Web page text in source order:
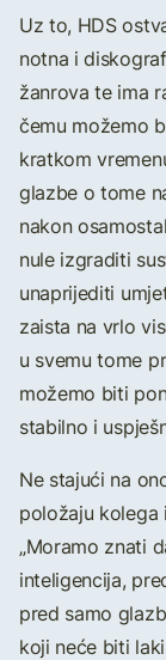
Uz to, HDS
notna i
žanrova te ima
čemu možemo
kratkom
glazbe o tome
nakon
nule izgraditi
unaprijediti
zaista na vrlo
u svemu tome
možemo biti
stabilno i
Ne stajući na
položaju kolega
„Moramo znati
inteligencija,
pred samo
koji neće biti